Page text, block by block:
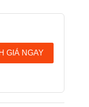
GIÁ NGAY